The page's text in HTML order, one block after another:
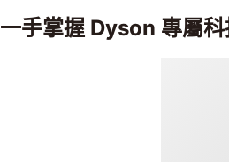
一手掌握 Dyson 專屬